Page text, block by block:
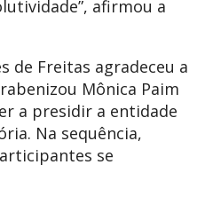
afirmou a
de Freitas agradeceu a
Mônica Paim
a presidir a entidade
Na sequência,
se